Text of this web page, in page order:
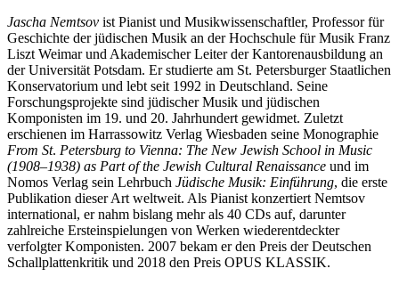
Jascha Nemtsov ist Pianist und Musikwissenschaftler, Professor für
Geschichte der jüdischen Musik an der Hochschule für Musik Franz
Liszt Weimar und Akademischer Leiter der Kantorenausbildung an
der Universität Potsdam. Er studierte am St. Petersburger Staatlichen
Konservatorium und lebt seit 1992 in Deutschland. Seine
Forschungsprojekte sind jüdischer Musik und jüdischen
Komponisten im 19. und 20. Jahrhundert gewidmet. Zuletzt
erschienen im Harrassowitz Verlag Wiesbaden seine Monographie
From St. Petersburg to Vienna: The New Jewish School in Music
(1908–1938) as Part of the Jewish Cultural Renaissance und im
Nomos Verlag sein Lehrbuch Jüdische Musik: Einführung, die erste
Publikation dieser Art weltweit. Als Pianist konzertiert Nemtsov
international, er nahm bislang mehr als 40 CDs auf, darunter
zahlreiche Ersteinspielungen von Werken wiederentdeckter
verfolgter Komponisten. 2007 bekam er den Preis der Deutschen
Schallplattenkritik und 2018 den Preis OPUS KLASSIK.